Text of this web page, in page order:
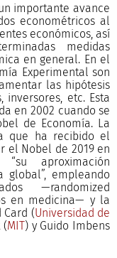
importante avance
econométricos al
económicos, así
medidas
en general. En el
Experimental son
las hipótesis
etc. Esta
en 2002 cuando se
de Economía. La
que ha recibido el
el Nobel de 2019 en
aproximación
empleando
—randomized
en medicina— y la
Card (Universidad de
(MIT) y Guido Imbens